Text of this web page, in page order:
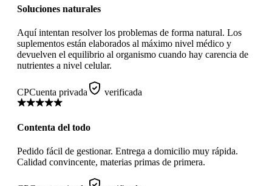
Soluciones naturales
Aquí intentan resolver los problemas de forma natural. Los
suplementos están elaborados al máximo nivel médico y
devuelven el equilibrio al organismo cuando hay carencia de
nutrientes a nivel celular.
CPCuenta privada verificada
Contenta del todo
Pedido fácil de gestionar. Entrega a domicilio muy rápida.
Calidad convincente, materias primas de primera.